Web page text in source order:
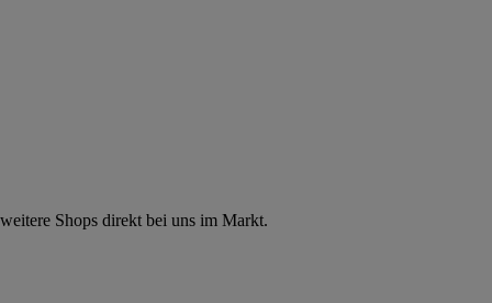
Shops direkt bei uns im Markt.